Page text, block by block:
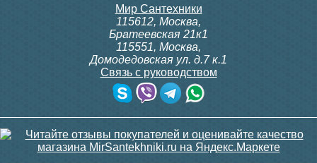
R350.06.03 настенный
сенсорный с
терморегулятором, сатин
Полотенцесушитель
электрический RAGLO
R350.02.33 настенный
сенсорный с
терморегулятором, матовая
Мир Сантехники
115612, Москва,
Братеевская 21к1
115551, Москва,
Домодедовская ул. д.7 к.1
Связь с руководством